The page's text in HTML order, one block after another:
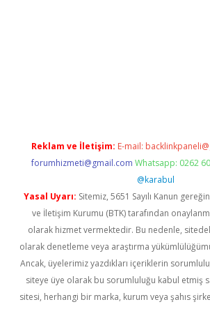
Reklam ve İletişim: E-mail:
forumhizmeti@gmail.com Whatsapp: 0262
@karabul
Yasal Uyarı: Sitemiz, 5651 Sayılı Kanun
ve İletişim Kurumu (BTK) tarafından
olarak hizmet vermektedir. Bu nedenle,
olarak denetleme veya araştırma
Ancak, üyelerimiz yazdıkları içeriklerin
siteye üye olarak bu sorumluluğu kabul etmiş
sitesi, herhangi bir marka, kurum veya şahıs